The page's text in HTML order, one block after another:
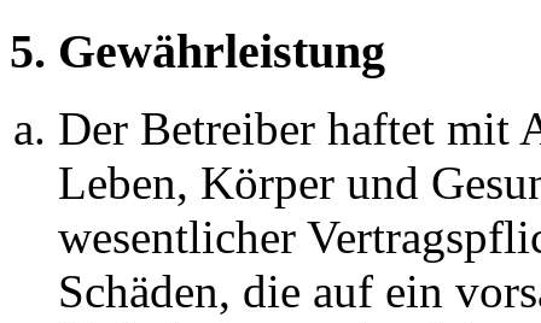
5. Gewährleistung
Der Betreiber haftet mit
Leben, Körper und
wesentlicher
Schäden, die auf ein